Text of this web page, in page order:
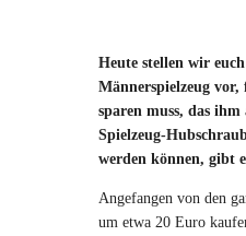
Heute stellen wir
Männerspielzeug
sparen muss, das
Spielzeug-
werden können, gibt
Angefangen von den
um etwa 20 Euro